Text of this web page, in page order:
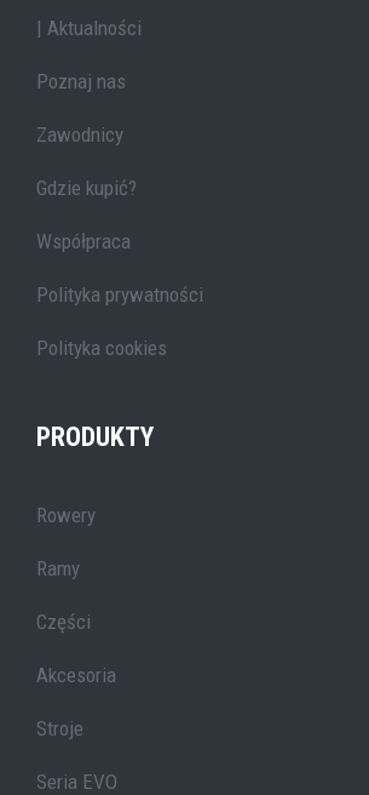
| Aktualności
Poznaj nas
Zawodnicy
Gdzie kupić?
Współpraca
Polityka prywatności
Polityka cookies
PRODUKTY
Rowery
Ramy
Części
Akcesoria
Stroje
Seria EVO